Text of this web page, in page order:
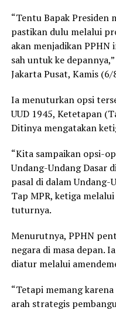
“Tentu Bapak Presiden
pastikan dulu melalui
akan menjadikan PPHN
sah untuk ke
Jakarta Pusat, Kamis
Ia menuturkan opsi
UUD 1945, Ketetapan
Ditinya mengatakan
“Kita sampaikan opsi-
Undang-Undang Dasar
pasal di dalam Undang-
Tap MPR, ketiga
tuturnya.
Menurutnya, PPHN
negara di masa depan.
diatur melalui
“Tetapi memang
arah strategis